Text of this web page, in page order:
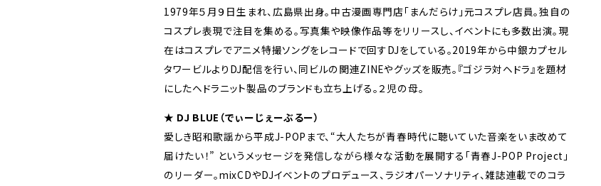
1979年５月９日生まれ、広島県出身。中古漫画専門店「まんだらけ」元コスプレ店員。独自の
コスプレ表現で注目を集める。写真集や映像作品等をリリースし、イベントにも多数出演。現
在はコスプレでアニメ特撮ソングをレコードで回すDJをしている。2019年から中銀カプセル
タワービルよりDJ配信を行い、同ビルの関連ZINEやグッズを販売。『ゴジラ対ヘドラ』を題材
にしたヘドラニット製品のブランドも立ち上げる。２児の母。
★ DJ BLUE（でぃーじぇーぶるー）
愛しき昭和歌謡から平成J-POPまで、“大人たちが青春時代に聴いていた音楽をいま改めて
届けたい！” というメッセージを発信しながら様々な活動を展開する「青春J-POP Project」
のリーダー。mixCDやDJイベントのプロデュース、ラジオパーソナリティ、雑誌連載でのコラ